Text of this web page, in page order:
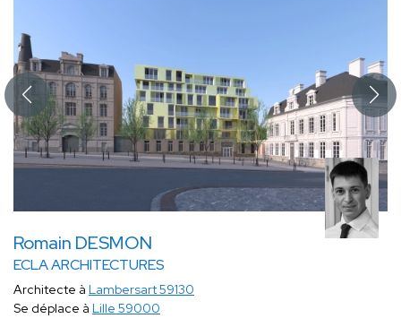
Romain DESMON
ECLA ARCHITECTURES
Architecte à Lambersart 59130
Se déplace à Lille 59000